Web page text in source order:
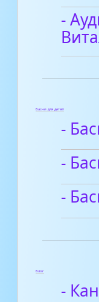
-
Басни для детей
-
-
-
Блог
-